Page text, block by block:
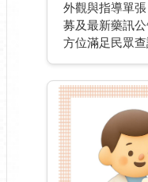
外觀與指導單
募及最新藥訊
方位滿足民眾查